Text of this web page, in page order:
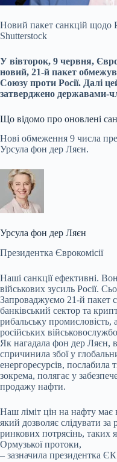
Новий пакет санкцій щодо
Shutterstock
У вівторок, 9 червня,
новий, 21-й пакет
Союзу проти Росії. Далі
затверджено державами-
Що відомо про оновлені
Нові обмеження 9 числа
Урсула фон дер Ляєн.
Урсула фон дер Ляєн
Президентка Єврокомісії
Наші санкції ефективні.
військових зусиль Росії.
Запроваджуємо 21-й пакет
банківський сектор та
рибальську промисловість,
російських
Як нагадала фон дер Ляєн,
спричинила збої у
енергоресурсів, послабила
зокрема, полягає у
продажу нафти.
Наш ліміт цін на нафту має
який дозволяє слідувати
ринкових потрясінь, таких
Ормузької протоки,
– зазначила президентка